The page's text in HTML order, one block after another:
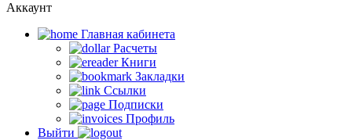
Аккаунт
Главная кабинета
Расчеты
Книги
Закладки
Ссылки
Подписки
Профиль
Выйти